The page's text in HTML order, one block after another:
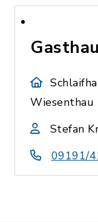
Wiesenthau
Stefan
09191/